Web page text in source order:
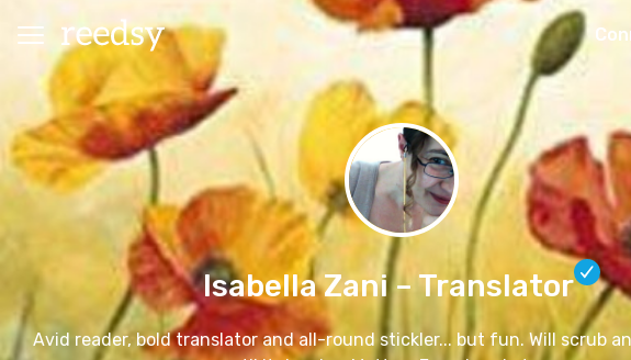
Isabella Zani– Translator
Avid reader, bold translator and all-round stickler... but fun. Will scrub